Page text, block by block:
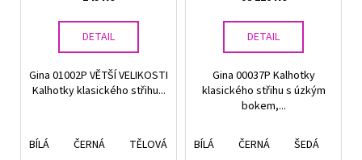
DETAIL
Gina 01002P VĚTŠÍ VELIKOSTI
Kalhotky klasického střihu...
BÍLÁ ČERNÁ TĚLOVÁ TĚLOVÁ TMAVÁ
DETAIL
Gina 00037P Kalhotky
klasického střihu s úzkým
bokem,...
BÍLÁ ČERNÁ ŠEDÁ